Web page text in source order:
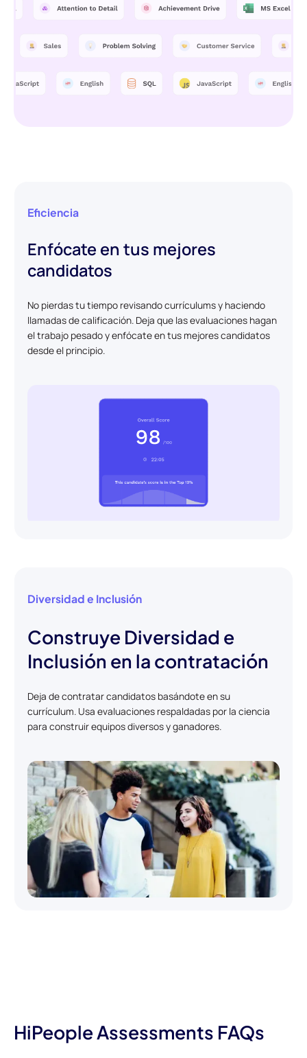
Eficiencia
Enfócate en tus mejores
candidatos
No pierdas tu tiempo revisando currículums y haciendo
llamadas de calificación. Deja que las evaluaciones hagan
el trabajo pesado y enfócate en tus mejores candidatos
desde el principio.
Diversidad e Inclusión
Construye Diversidad e
Inclusión en la contratación
Deja de contratar candidatos basándote en su
currículum. Usa evaluaciones respaldadas por la ciencia
para construir equipos diversos y ganadores.
HiPeople Assessments FAQs